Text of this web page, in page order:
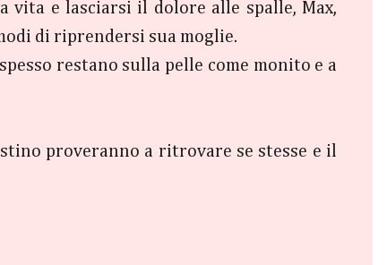
e lasciarsi il dolore alle spalle, Max,
di riprendersi sua moglie.
restano sulla pelle come monito e a
proveranno a ritrovare se stesse e il